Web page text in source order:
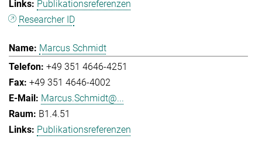
Publikationsreferenzen
Researcher ID
Marcus Schmidt
+49 351 4646-4251
+49 351 4646-4002
Marcus.Schmidt@...
B1.4.51
Publikationsreferenzen